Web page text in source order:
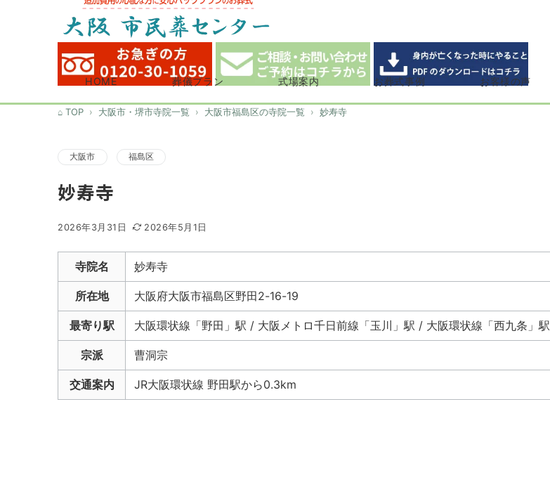
HOME 葬儀プラン 式場案内 お葬式事例 お客様の声
TOP 大阪市・堺市寺院一覧 大阪市福島区の寺院一覧 妙寿寺
大阪市 福島区
妙寿寺
2026年3月31日 2026年5月1日
寺院名 妙寿寺
所在地 大阪府大阪市福島区野田2-16-19
最寄り駅 大阪環状線「野田」駅 / 大阪メトロ千日前線「玉川」駅 / 大阪環状線「西九条」駅
宗派 曹洞宗
交通案内 JR大阪環状線 野田駅から0.3km